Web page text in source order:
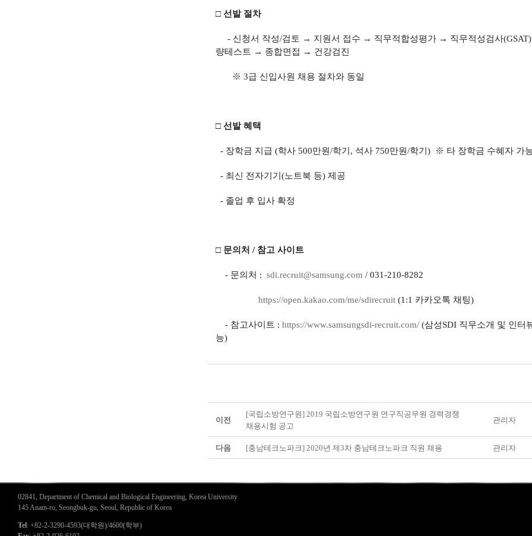
□ 선발 절차
- 신청서 작성/검토 → 지원서 접수 → 직무적합성평가 → 직무적성검사(GSAT)
량테스트 → 종합면접 → 건강검진
※ 3급 신입사원 채용 절차와 동일
□ 선발 혜택
- 장학금 지급 (학사 500만원/학기, 석사 750만원/학기) ※ 타 장학금 수혜자 가
- 최신 전자기기(노트북 등) 제공
- 졸업 후 입사 확정
□ 문의처 / 참고 사이트
- 문의처 : sdi.recruit@samsung.com / 031-210-8282
https://open.kakao.com/me/sdirecruit(1:1 카카오톡 채팅)
- 참고사이트 : https://www.samsungsdi-recruit.com/(삼성SDI 직무소개 및 인터
능)
이전
[국립소방연구원] 2019 국립소방연구원 연구직공무원 경력경쟁
채용시험 공고
관리자
다음 [충남테크노파크] 2020년 제3차 충남테크노파크 직원 채용 관리자
02841, Department of Chemical and Biological Engineering, Korea University
145 Anam-ro, Seongbuk-gu, Seoul, Republic of Korea
Tel: +82-2-3290-4593(대학원)/4600(학부)